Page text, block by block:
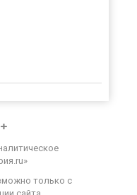
только с